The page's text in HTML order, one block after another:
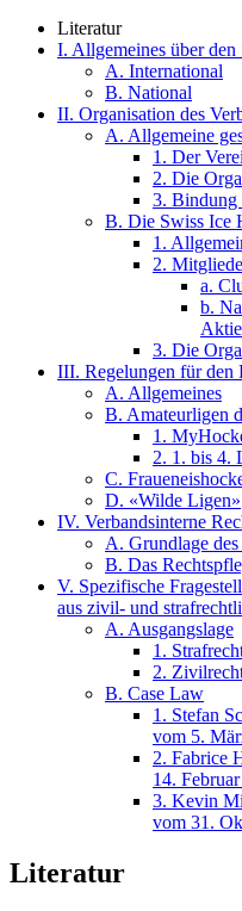
Literatur
I. Allgemeines über den
A. International
B. National
II. Organisation des
A. Allgemeine
1. Der
2. Die
3. Bindung
B. Die Swiss Ice
1.
2.
a.
b.
3. Die
III. Regelungen für den
A. Allgemeines
B. Amateurligen
1.
2. 1. bis 4.
C.
D. «Wilde Ligen»
IV. Verbandsinterne
A. Grundlage
B. Das
V. Spezifische
aus zivil- und
A. Ausgangslage
1.
2.
B. Case Law
1. Stefan
vom 5.
2. Fabrice
14.
3. Kevin
vom 31.
Literatur